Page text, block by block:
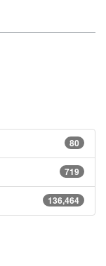
80
719
136,464